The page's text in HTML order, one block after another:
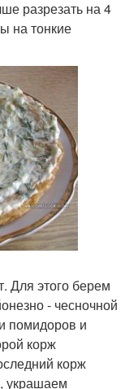
разрезать на 4
на тонкие
Для этого берем
- чесночной
помидоров и
корж
корж
украшаем